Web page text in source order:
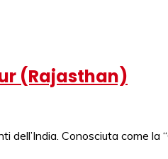
(Rajasthan)
Conosciuta come la